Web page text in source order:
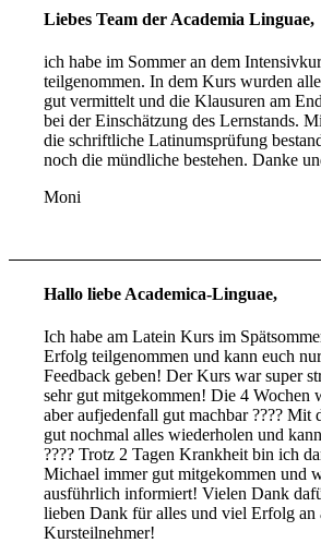
Liebes Team der Academia Linguae,
ich habe im Sommer an dem
teilgenommen. In dem Kurs wurden
gut vermittelt und die Klausuren am
bei der Einschätzung des Lernstands.
die schriftliche Latinumsprüfung
noch die mündliche bestehen. Danke
Moni
Hallo liebe Academica-Linguae,
Ich habe am Latein Kurs im
Erfolg teilgenommen und kann euch
Feedback geben! Der Kurs war super
sehr gut mitgekommen! Die 4 Wochen
aber aufjedenfall gut machbar ???? Mit
gut nochmal alles wiederholen und
???? Trotz 2 Tagen Krankheit bin ich
Michael immer gut mitgekommen und
ausführlich informiert! Vielen Dank
lieben Dank für alles und viel Erfolg an
Kursteilnehmer!